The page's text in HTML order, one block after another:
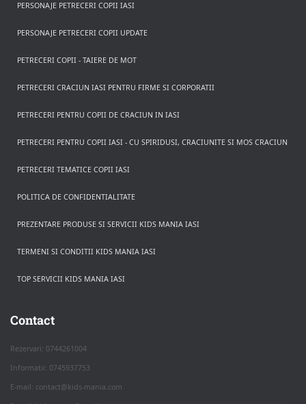
PERSONAJE PETRECERI COPII IASI
PERSONAJE PETRECERI COPII UPDATE
PETRECERI COPII - TAIERE DE MOT
PETRECERI CRACIUN IASI PENTRU FIRME SI CORPORATII
PETRECERI PENTRU COPII DE CRACIUN IN IASI
PETRECERI PENTRU COPII IASI - CU SPIRIDUSI, CRACIUNITE SI MOS CRACIUN
PETRECERI TEMATICE COPII IASI
POLITICA DE CONFIDENTIALITATE
PREZENTARE PRODUSE SI SERVICII KIDS MANIA IASI
TERMENI SI CONDITII KIDS MANIA IASI
TOP SERVICII KIDS MANIA IASI
Contact
Rezervari: 0744261004
Informatii: 0745937753
E-mail: contact@kids-mania.com
Apasa pe o categorie ca sa vezi serviciile.
PETRECERI COPII